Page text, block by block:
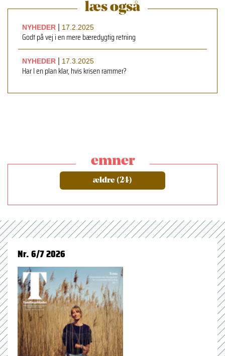
læs også
NYHEDER 17.2.2025
Godt på vej i en mere bæredygtig retning
NYHEDER 17.3.2025
Har I en plan klar, hvis krisen rammer?
emner
ældre (24)
Nr. 6/7 2026